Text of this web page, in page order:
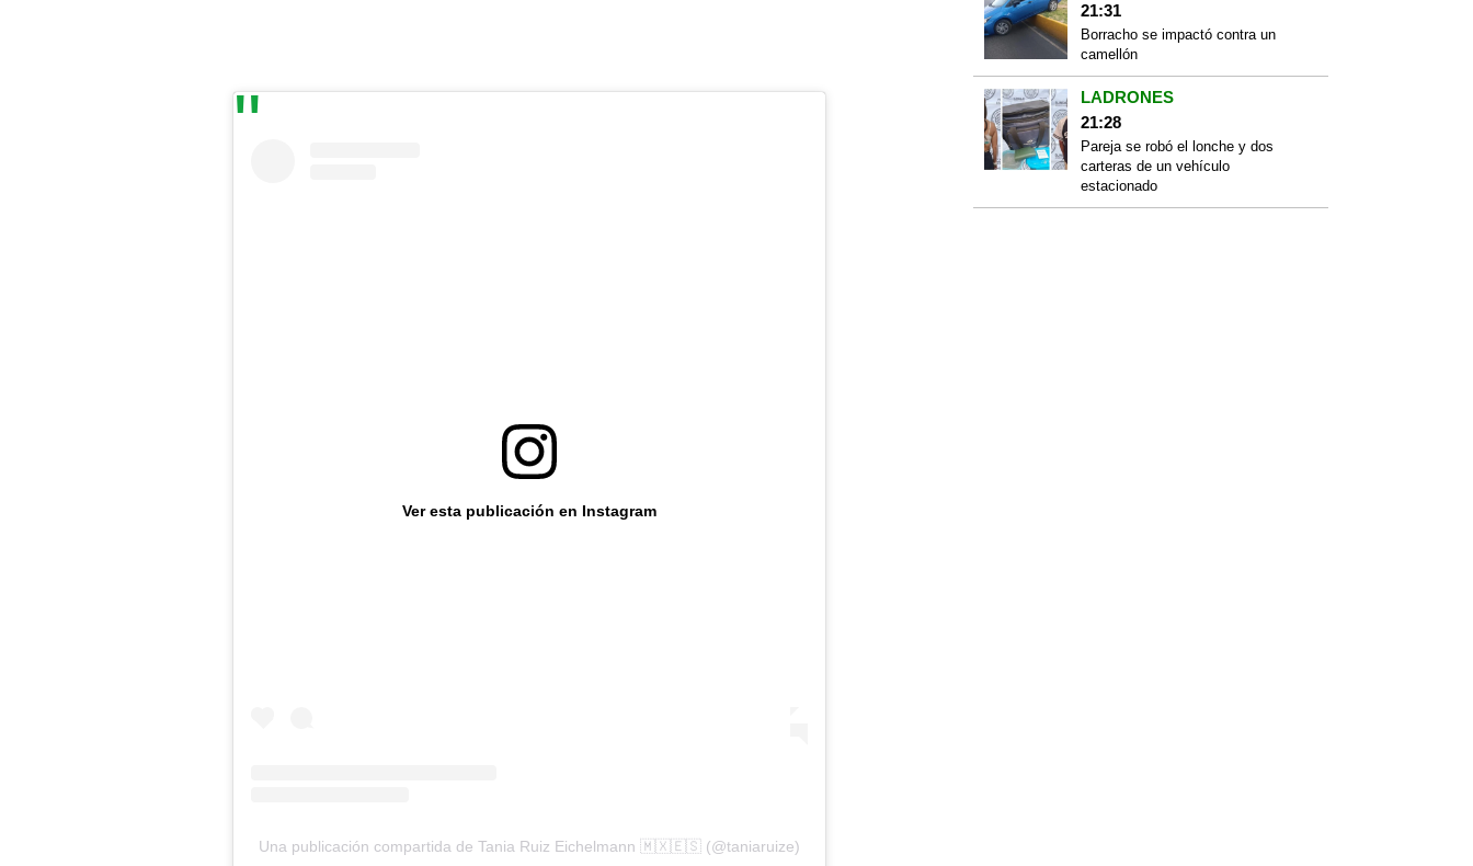
Ver esta publicación en Instagram
Una publicación compartida de Tania Ruiz Eichelmann 🇲🇽🇪🇸 (@taniaruize)
21:31
Borracho se impactó contra un
camellón
LADRONES
21:28
Pareja se robó el lonche y dos
carteras de un vehículo
estacionado